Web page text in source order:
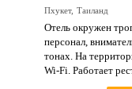
Как купить
О нас
Пхукет, Таиланд
Отель окружен
персонал,
тонах. На
Wi-Fi. Работает